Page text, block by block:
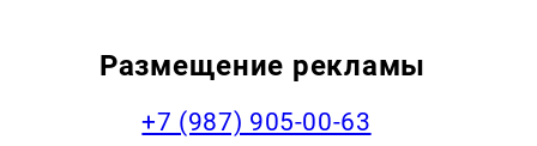
Размещение рекламы
+7 (987) 905-00-63